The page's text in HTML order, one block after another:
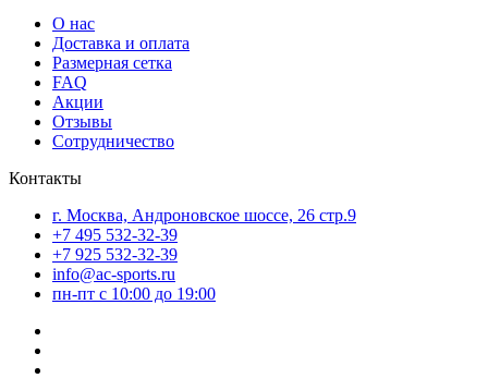
О нас
Доставка и оплата
Размерная сетка
FAQ
Акции
Отзывы
Сотрудничество
Контакты
г. Москва, Андроновское шоссе, 26 стр.9
+7 495 532-32-39
+7 925 532-32-39
info@ac-sports.ru
пн-пт c 10:00 до 19:00